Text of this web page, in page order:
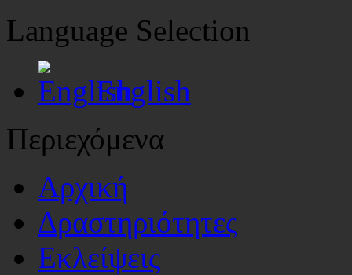
Language Selection
English
Περιεχόμενα
Αρχική
Δραστηριότητες
Εκλείψεις